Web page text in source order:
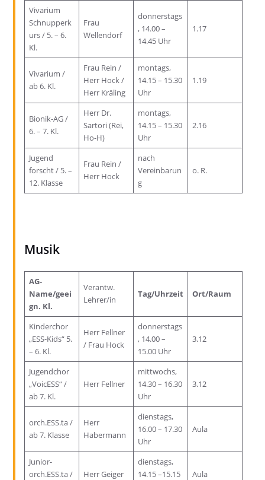
Vivarium
Schnupperk
urs / 5. – 6.
Kl.
Frau
Wellendorf
donnerstags
, 14.00 –
14.45 Uhr
1.17
Vivarium /
ab 6. Kl.
Frau Rein /
Herr Hock /
Herr Kräling
montags,
14.15 – 15.30
Uhr
1.19
Bionik-AG /
6. – 7. Kl.
Herr Dr.
Sartori (Rei,
Ho-H)
montags,
14.15 – 15.30
Uhr
2.16
Jugend
forscht / 5. –
12. Klasse
Frau Rein /
Herr Hock
nach
Vereinbarun
g
o. R.
Musik
AG-
Name/geei
gn. Kl.
Verantw.
Lehrer/in
Tag/Uhrzeit Ort/Raum
Kinderchor
„ESS-Kids“ 5.
– 6. Kl.
Herr Fellner
/ Frau Hock
donnerstags
, 14.00 –
15.00 Uhr
3.12
Jugendchor
„VoicESS“ /
ab 7. Kl.
Herr Fellner
mittwochs,
14.30 – 16.30
Uhr
3.12
orch.ESS.ta /
ab 7. Klasse
Herr
Habermann
dienstags,
16.00 – 17.30
Uhr
Aula
Junior-
orch.ESS.ta /
Herr Geiger
dienstags,
14.15 –15.15
Aula